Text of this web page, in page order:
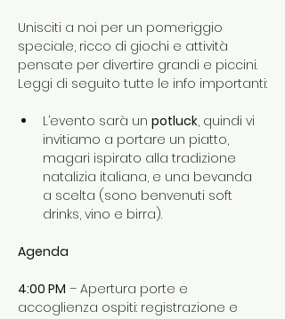
Unisciti a noi per un pomeriggio
speciale, ricco di giochi e attività
pensate per divertire grandi e piccini.
Leggi di seguito tutte le info importanti:
L’evento sarà un potluck, quindi vi
invitiamo a portare un piatto,
magari ispirato alla tradizione
natalizia italiana, e una bevanda
a scelta (sono benvenuti soft
drinks, vino e birra).
Agenda
4:00 PM – Apertura porte e
accoglienza ospiti: registrazione e